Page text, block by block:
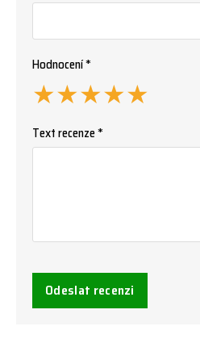
Hodnocení *
★
★
★
★
★
Text recenze *
Odeslat recenzi